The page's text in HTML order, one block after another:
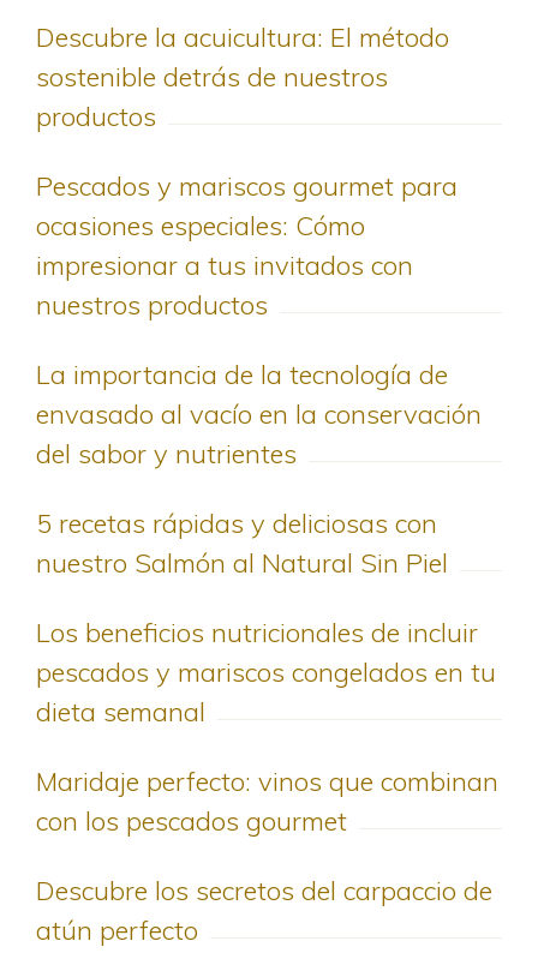
Descubre la acuicultura: El método
sostenible detrás de nuestros
productos
Pescados y mariscos gourmet para
ocasiones especiales: Cómo
impresionar a tus invitados con
nuestros productos
La importancia de la tecnología de
envasado al vacío en la conservación
del sabor y nutrientes
5 recetas rápidas y deliciosas con
nuestro Salmón al Natural Sin Piel
Los beneficios nutricionales de incluir
pescados y mariscos congelados en tu
dieta semanal
Maridaje perfecto: vinos que combinan
con los pescados gourmet
Descubre los secretos del carpaccio de
atún perfecto